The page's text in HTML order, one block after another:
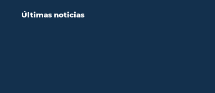
Últimas noticias